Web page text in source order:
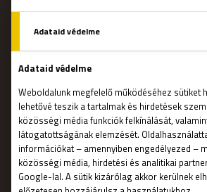
Blog
FONTOS
Kapcsolat
Általános szerződési feltételek